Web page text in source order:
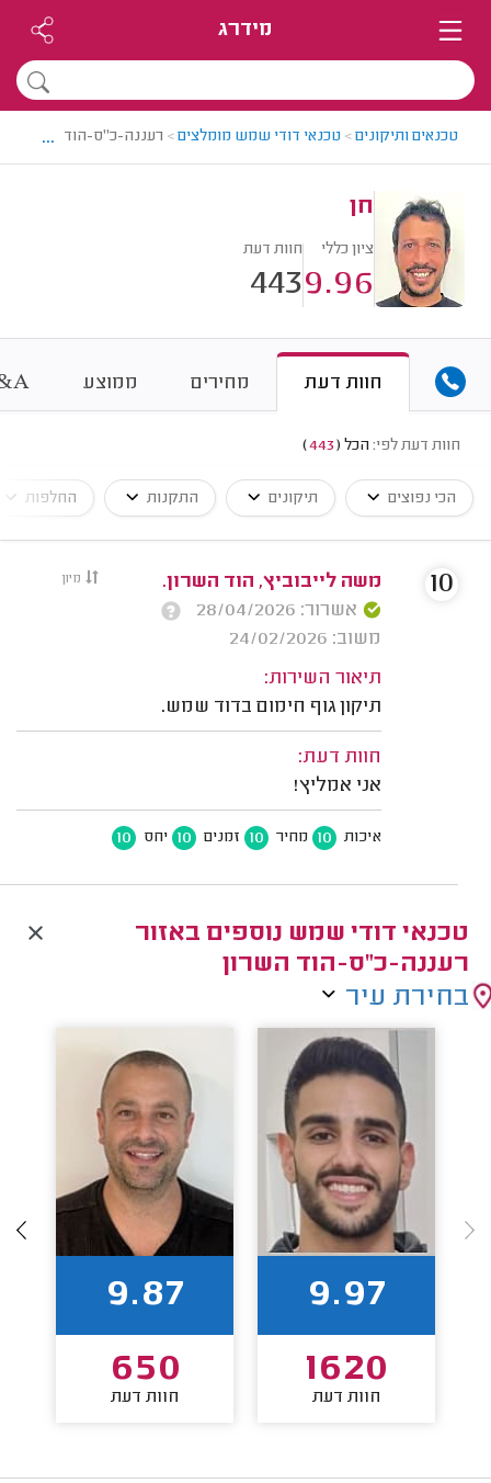
מידרג
טכנאים ותיקונים> טכנאי דודי שמש מומלצים> רעננה-כ"ס-הוד השרון >
...
חן
ציון כללי
9.96
חוות דעת
443
חוות דעת מחירים ממוצע A
חוות דעת לפי: הכל (
443
)
הכי נפוצים תיקונים התקנות החלפות
מיון
משה לייבוביץ, הוד השרון.
אשרור: 28/04/2026
משוב: 24/02/2026
תיאור השירות:
תיקון גוף חימום בדוד שמש.
חוות דעת:
אני אמליץ!
איכות 10 מחיר 10 זמנים 10 יחס 10
10
טכנאי דודי שמש נוספים באזור
רעננה-כ"ס-הוד השרון
בחירת עיר
9.97
1620
חוות דעת
9.87
650
חוות דעת